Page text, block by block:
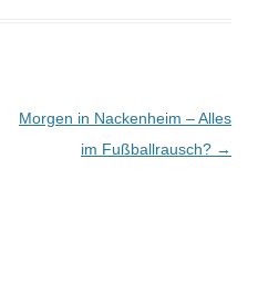
Morgen in Nackenheim – Alles
im Fußballrausch? →